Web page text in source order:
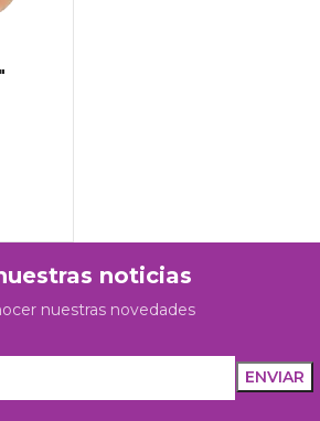
noticias
nuestras novedades